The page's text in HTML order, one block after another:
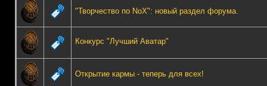
"Творчество по NoX": новый раздел форума.
Конкурс "Лучший Аватар"
Открытие кармы - теперь для всех!